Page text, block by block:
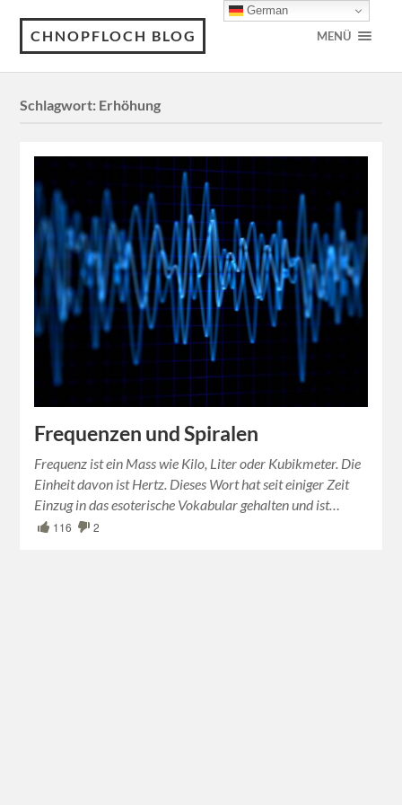
CHNOPFLOCH BLOG MENÜ
Schlagwort: Erhöhung
Frequenzen und Spiralen
Frequenz ist ein Mass wie Kilo, Liter oder Kubikmeter. Die
Einheit davon ist Hertz. Dieses Wort hat seit einiger Zeit
Einzug in das esoterische Vokabular gehalten und ist…
116 2
German